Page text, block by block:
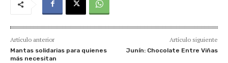
Artículo anterior
Mantas solidarias para quienes
más necesitan
Artículo siguiente
Junín: Chocolate Entre Viñas